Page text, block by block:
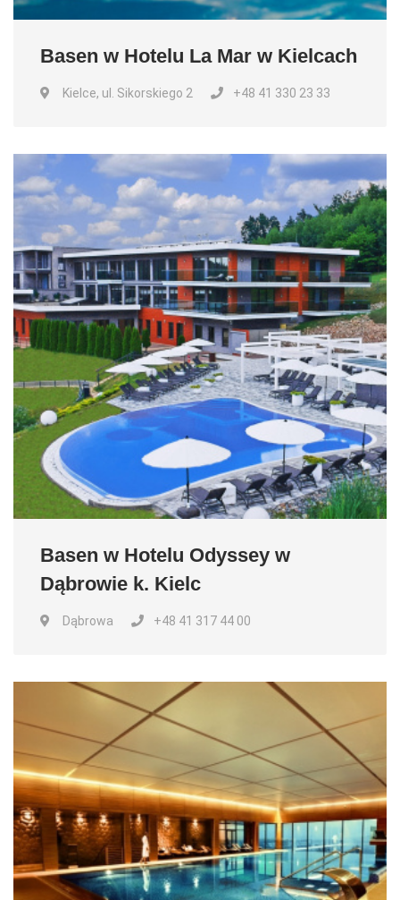
Basen w Hotelu La Mar w Kielcach
Kielce, ul. Sikorskiego 2 +48 41 330 23 33
Basen w Hotelu Odyssey w
Dąbrowie k. Kielc
Dąbrowa +48 41 317 44 00